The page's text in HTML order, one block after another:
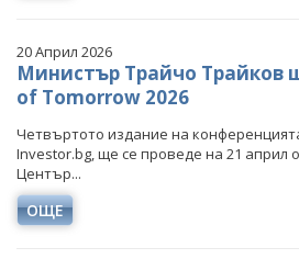
20 Април 2026
Министър Трайчо Трайков
of Tomorrow 2026
Четвъртото издание на
Investor.bg, ще се проведе на 21 април
Център...
ОЩЕ